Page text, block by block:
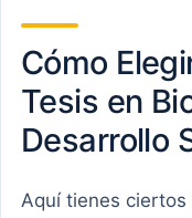
Cómo
Tesis en
Desarrollo
Aquí tienes